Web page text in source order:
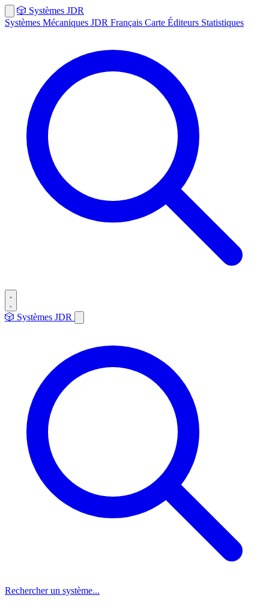
🎲 Systèmes JDR
Systèmes Mécaniques JDR Français Carte Éditeurs Statistiques
🎲 Systèmes JDR
Rechercher un système...